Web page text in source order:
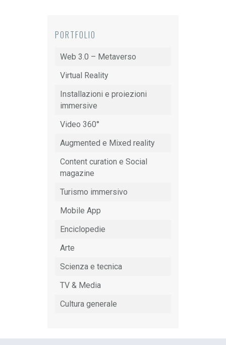
PORTFOLIO
Web 3.0 – Metaverso
Virtual Reality
Installazioni e proiezioni
immersive
Video 360°
Augmented e Mixed reality
Content curation e Social
magazine
Turismo immersivo
Mobile App
Enciclopedie
Arte
Scienza e tecnica
TV & Media
Cultura generale